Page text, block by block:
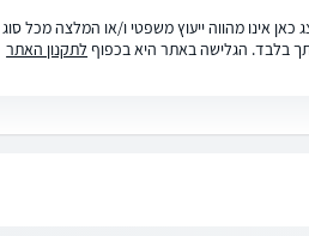
כאן אינו מהווה ייעוץ משפטי ו/או המלצה מכל
בלבד. הגלישה באתר היא בכפוף לתקנון האתר